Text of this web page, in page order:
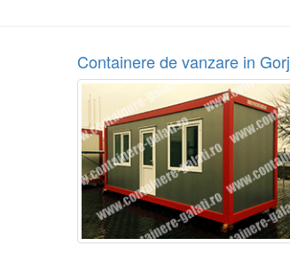
Containere de vanzare in Gorj